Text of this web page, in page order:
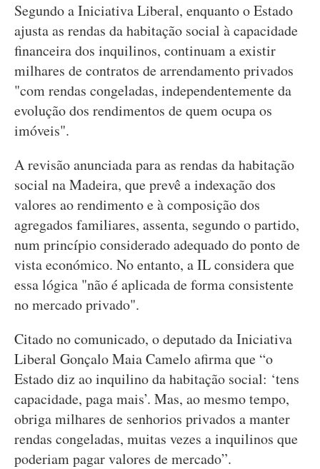
Segundo a Iniciativa Liberal, enquanto o Estado
ajusta as rendas da habitação social à capacidade
financeira dos inquilinos, continuam a existir
milhares de contratos de arrendamento privados
"com rendas congeladas, independentemente da
evolução dos rendimentos de quem ocupa os
imóveis".
A revisão anunciada para as rendas da habitação
social na Madeira, que prevê a indexação dos
valores ao rendimento e à composição dos
agregados familiares, assenta, segundo o partido,
num princípio considerado adequado do ponto de
vista económico. No entanto, a IL considera que
essa lógica "não é aplicada de forma consistente
no mercado privado".
Citado no comunicado, o deputado da Iniciativa
Liberal Gonçalo Maia Camelo afirma que “o
Estado diz ao inquilino da habitação social: ‘tens
capacidade, paga mais’. Mas, ao mesmo tempo,
obriga milhares de senhorios privados a manter
rendas congeladas, muitas vezes a inquilinos que
poderiam pagar valores de mercado”.